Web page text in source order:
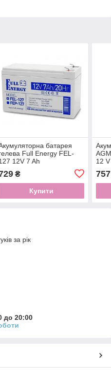
батарея
Full Energy FEL-
12V 7 Ah
₴
Купити
12
757
за рік
до 20:00